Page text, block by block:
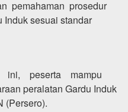
pemahaman prosedur
sesuai standar
ini, peserta mampu
peralatan Gardu Induk
(Persero).